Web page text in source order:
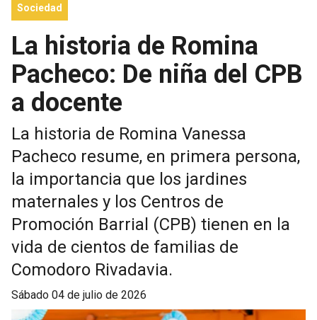
Sociedad
La historia de Romina
Pacheco: De niña del CPB
a docente
La historia de Romina Vanessa
Pacheco resume, en primera persona,
la importancia que los jardines
maternales y los Centros de
Promoción Barrial (CPB) tienen en la
vida de cientos de familias de
Comodoro Rivadavia.
sábado 04 de julio de 2026